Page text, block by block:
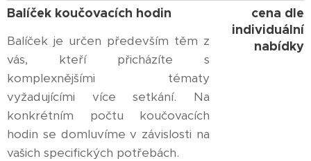
Balíček koučovacích hodin
Balíček je určen především těm z
vás, kteří přicházíte s
komplexnějšími tématy
vyžadujícími více setkání. Na
konkrétním počtu koučovacích
hodin se domluvíme v závislosti na
vašich specifických potřebách.
cena dle
individuální
nabídky